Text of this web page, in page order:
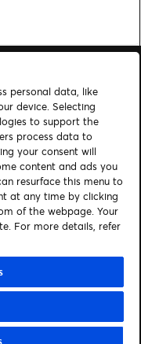
en meer
Policy
window)
new window)
in a new window)
personal data, like
device. Selecting
to support the
process data to
your consent will
content and ads you
resurface this menu to
at any time by clicking
of the webpage. Your
For more details, refer